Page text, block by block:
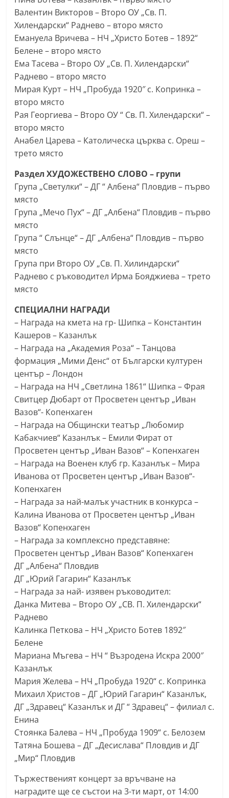
Валентин Викторов – Второ ОУ „Св. П.
Хилендарски“ Раднево – второ място
Емануела Вричева – НЧ „Христо Ботев – 1892“
Белене – второ място
Ема Тасева – Второ ОУ „Св. П. Хилендарски“
Раднево – второ място
Мирая Курт – НЧ „Пробуда 1920″ с. Копринка –
второ място
Рая Георгиева – Второ ОУ “ Св. П. Хилендарски“ –
второ място
Анабел Царева – Католическа църква с. Ореш –
трето място
Раздел ХУДОЖЕСТВЕНО СЛОВО – групи
Група „Светулки“ – ДГ “ Албена“ Пловдив – първо
място
Група „Мечо Пух“ – ДГ „Албена“ Пловдив – първо
място
Група “ Слънце“ – ДГ „Албена“ Пловдив – първо
място
Група при Второ ОУ „Св. П. Хилиндарски“
Раднево с ръководител Ирма Бояджиева – трето
място
СПЕЦИАЛНИ НАГРАДИ
– Награда на кмета на гр- Шипка – Константин
Кашеров – Казанлък
– Награда на „Академия Роза“ – Танцова
формация „Мими Денс“ от Български културен
център – Лондон
– Награда на НЧ „Светлина 1861“ Шипка – Фрая
Свитцер Дюбарт от Просветен център „Иван
Вазов“- Копенхаген
– Награда на Общински театър „Любомир
Кабакчиев“ Казанлък – Емили Фират от
Просветен център „Иван Вазов“ – Копенхаген
– Награда на Военен клуб гр. Казанлък – Мира
Иванова от Просветен център „Иван Вазов“-
Копенхаген
– Награда за най-малък участник в конкурса –
Калина Иванова от Просветен център „Иван
Вазов“ Копенхаген
– Награда за комплексно представяне:
Просветен център „Иван Вазов“ Копенхаген
ДГ „Албена“ Пловдив
ДГ „Юрий Гагарин“ Казанлък
– Награда за най- изявен ръководител:
Данка Митева – Второ ОУ „СВ. П. Хилендарски“
Раднево
Калинка Петкова – НЧ „Христо Ботев 1892″
Белене
Мариана Мъгева – НЧ “ Възродена Искра 2000″
Казанлък
Мария Желева – НЧ „Пробуда 1920“ с. Копринка
Михаил Христов – ДГ „Юрий Гагарин“ Казанлък,
ДГ „Здравец“ Казанлък и ДГ “ Здравец“ – филиал с.
Енина
Стоянка Балева – НЧ „Пробуда 1909“ с. Белозем
Татяна Бошева – ДГ „Десислава“ Пловдив и ДГ
„Мир“ Пловдив
Тържественият концерт за връчване на
наградите ще се състои на 3-ти март, от 14:00